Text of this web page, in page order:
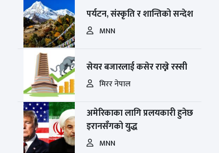
पर्यटन, संस्कृति र शान्तिको सन्देश
MNN
सेयर बजारलाई कसेर राख्ने रस्सी
मिरर नेपाल
अमेरिकाका लागि प्रलयकारी हुनेछ
इरानसँगको युद्ध
MNN